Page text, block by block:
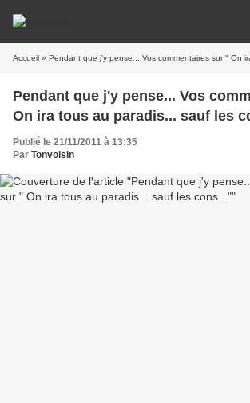
Accueil » Pendant que j'y pense... Vos commentaires sur " On ira tous
Pendant que j'y pense... Vos
On ira tous au paradis... sauf les
Publié le 21/11/2011 à 13:35
Par Tonvoisin